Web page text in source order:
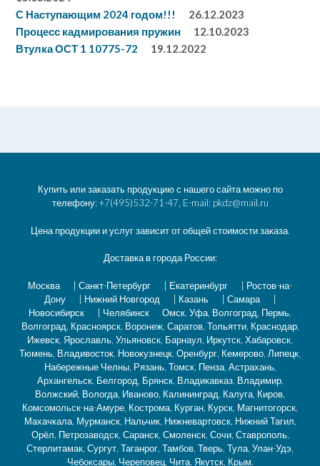
С Наступающим 2024 годом!!!
26.12.2023
Процесс кадмирования пружин
12.10.2023
Втулка ОСТ 1 10775-72
19.12.2022
Купить или заказать продукцию с нашего сайта можно по
телефону: +7(495)532-71-47, E-mail: pkdz@mail.ru
Цена продукции и услуг зависит от общей стоимости заказа.
Доставка в города России:
Москва | Санкт-Петербург | Екатеринбург | Ростов-на-
Дону
| Нижний Новгород | Казань | Самара
|
Новосибирск
| Челябинск
Омск, Уфа, Волгоград, Пермь,
Волгоград, Красноярск, Воронеж, Саратов, Тольятти, Краснодар,
Ижевск, Ярославль, Ульяновск, Барнаул, Иркутск, Хабаровск,
Тюмень, Владивосток, Новокузнецк, Оренбург, Кемерово, Липецк,
Набережные Челны, Рязань, Томск, Пенза, Астрахань,
Архангельск, Белгород, Брянск, Владикавказ, Владимир,
Волжский, Вологда, Иваново, Калининград, Калуга, Киров,
Комсомольск-на-Амуре, Кострома, Курган, Курск, Магнитогорск,
Махачкала, Мурманск, Нальчик, Нижневартовск, Нижний Тагил,
Орёл, Петрозаводск, Саранск, Смоленск, Сочи, Ставрополь,
Стерлитамак, Сургут, Таганрог, Тамбов, Тверь, Тула, Улан-Удэ,
Чебоксары, Череповец, Чита, Якутск, Крым.